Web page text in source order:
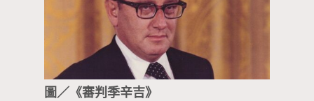
圖／《審判季辛吉》